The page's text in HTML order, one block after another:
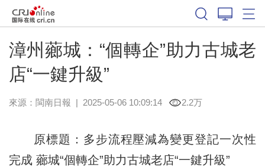
漳州薌城：“個轉企”助力古城老
店“一鍵升級”
來源： 閩南日報 | 2025-05-06 10:09:14 2.2万
原標題：多步流程壓減為變更登記一次性
完成 薌城“個轉企”助力古城老店“一鍵升級”